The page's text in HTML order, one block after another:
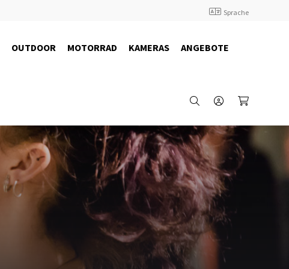
Sprache
OUTDOOR MOTORRAD KAMERAS ANGEBOTE